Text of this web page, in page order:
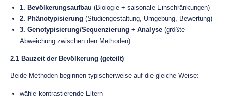
1. Bevölkerungsaufbau (Biologie + saisonale Einschränkungen)
2. Phänotypisierung (Studiengestaltung, Umgebung, Bewertung)
3. Genotypisierung/Sequenzierung + Analyse (größte
Abweichung zwischen den Methoden)
2.1 Bauzeit der Bevölkerung (geteilt)
Beide Methoden beginnen typischerweise auf die gleiche Weise:
wähle kontrastierende Eltern